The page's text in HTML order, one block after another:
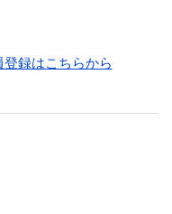
録はこちらから